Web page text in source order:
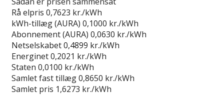
Rå elpris 0,7623 kr./kWh
kWh-tillæg (AURA) 0,1000 kr./kWh
Abonnement (AURA) 0,0630 kr./kWh
Netselskabet0,4899 kr./kWh
Energinet0,2021 kr./kWh
Staten 0,0100 kr./kWh
Samlet fast tillæg0,8650 kr./kWh
Samlet pris 1,6273 kr./kWh